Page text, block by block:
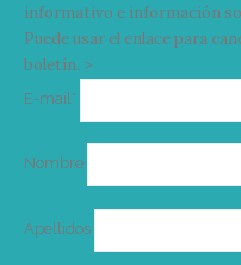
informativo e información
Puede usar el enlace para
boletín. >
E-mail*
Nombre
Apellidos